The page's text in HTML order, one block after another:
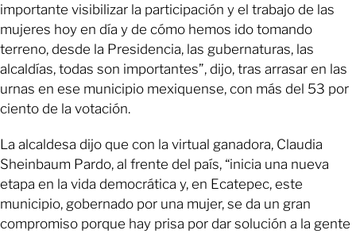
importante visibilizar la participación y el trabajo de las
mujeres hoy en día y de cómo hemos ido tomando
terreno, desde la Presidencia, las gubernaturas, las
alcaldías, todas son importantes”, dijo, tras arrasar en las
urnas en ese municipio mexiquense, con más del 53 por
ciento de la votación.
La alcaldesa dijo que con la virtual ganadora, Claudia
Sheinbaum Pardo, al frente del país, “inicia una nueva
etapa en la vida democrática y, en Ecatepec, este
municipio, gobernado por una mujer, se da un gran
compromiso porque hay prisa por dar solución a la gente